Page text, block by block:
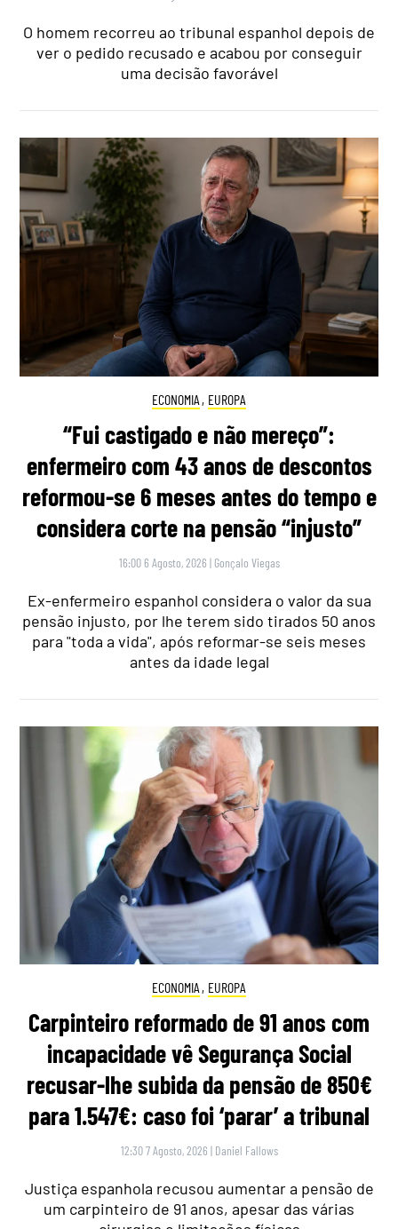
O homem recorreu ao tribunal espanhol depois de
ver o pedido recusado e acabou por conseguir
uma decisão favorável
ECONOMIA , EUROPA
“Fui castigado e não mereço”:
enfermeiro com 43 anos de descontos
reformou-se 6 meses antes do tempo e
considera corte na pensão “injusto”
16:00 6 Agosto, 2026 | Gonçalo Viegas
Ex-enfermeiro espanhol considera o valor da sua
pensão injusto, por lhe terem sido tirados 50 anos
para "toda a vida", após reformar-se seis meses
antes da idade legal
ECONOMIA , EUROPA
Carpinteiro reformado de 91 anos com
incapacidade vê Segurança Social
recusar-lhe subida da pensão de 850€
para 1.547€: caso foi ‘parar’ a tribunal
12:30 7 Agosto, 2026 | Daniel Fallows
Justiça espanhola recusou aumentar a pensão de
um carpinteiro de 91 anos, apesar das várias